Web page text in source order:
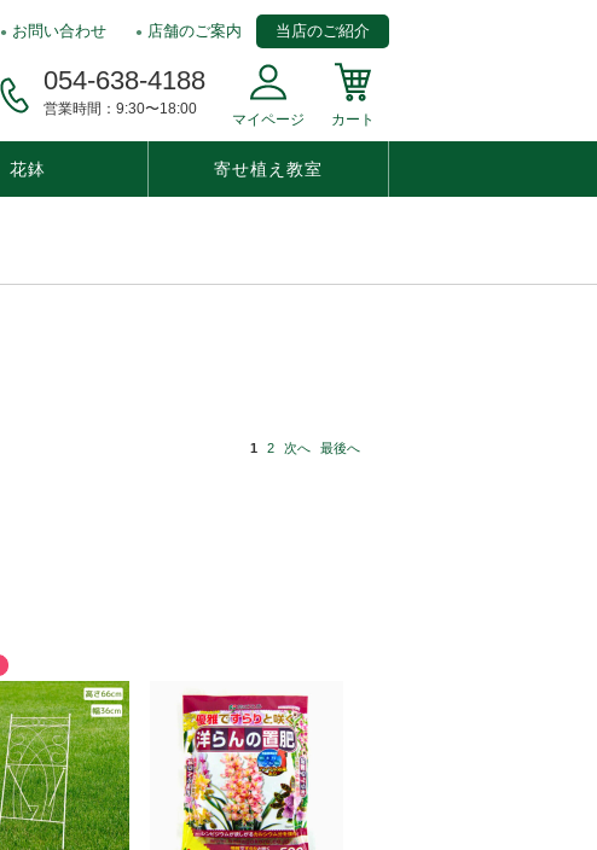
お問い合わせ 店舗のご案内 当店のご紹介
054-638-4188
営業時間：9:30〜18:00
マイページ カート
花鉢 寄せ植え教室
1 2 次へ 最後へ